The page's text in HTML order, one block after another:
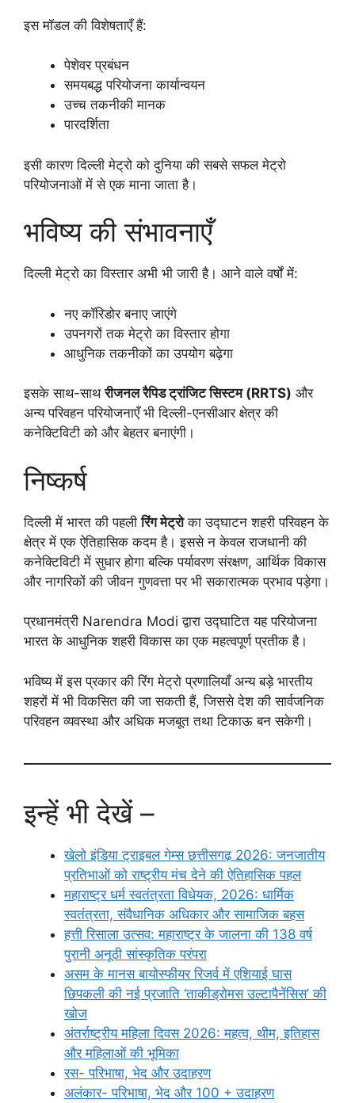
इस मॉडल की विशेषताएँ हैं:
पेशेवर प्रबंधन
समयबद्ध परियोजना कार्यान्वयन
उच्च तकनीकी मानक
पारदर्शिता
इसी कारण दिल्ली मेट्रो को दुनिया की सबसे सफल मेट्रो
परियोजनाओं में से एक माना जाता है।
भविष्य की संभावनाएँ
दिल्ली मेट्रो का विस्तार अभी भी जारी है। आने वाले वर्षों में:
नए कॉरिडोर बनाए जाएंगे
उपनगरों तक मेट्रो का विस्तार होगा
आधुनिक तकनीकों का उपयोग बढ़ेगा
इसके साथ-साथरीजनल रैपिड ट्रांजिट सिस्टम (RRTS) और
अन्य परिवहन परियोजनाएँ भी दिल्ली-एनसीआर क्षेत्र की
कनेक्टिविटी को और बेहतर बनाएंगी।
निष्कर्ष
दिल्ली में भारत की पहलीरिंग मेट्रोका उद्घाटन शहरी परिवहन के
क्षेत्र में एक ऐतिहासिक कदम है। इससे न केवल राजधानी की
कनेक्टिविटी में सुधार होगा बल्कि पर्यावरण संरक्षण, आर्थिक विकास
और नागरिकों की जीवन गुणवत्ता पर भी सकारात्मक प्रभाव पड़ेगा।
प्रधानमंत्री Narendra Modi द्वारा उद्घाटित यह परियोजना
भारत के आधुनिक शहरी विकास का एक महत्वपूर्ण प्रतीक है।
भविष्य में इस प्रकार की रिंग मेट्रो प्रणालियाँ अन्य बड़े भारतीय
शहरों में भी विकसित की जा सकती हैं, जिससे देश की सार्वजनिक
परिवहन व्यवस्था और अधिक मजबूत तथा टिकाऊ बन सकेगी।
इन्हें भी देखें –
खेलो इंडिया ट्राइबल गेम्स छत्तीसगढ़ 2026: जनजातीय
प्रतिभाओं को राष्ट्रीय मंच देने की ऐतिहासिक पहल
महाराष्ट्र धर्म स्वतंत्रता विधेयक, 2026: धार्मिक
स्वतंत्रता, संवैधानिक अधिकार और सामाजिक बहस
हत्ती रिसाला उत्सव: महाराष्ट्र के जालना की 138 वर्ष
पुरानी अनूठी सांस्कृतिक परंपरा
असम के मानस बायोस्फीयर रिजर्व में एशियाई घास
छिपकली की नई प्रजाति ‘ताकीड्रोमस उल्टापैनेंसिस’ की
खोज
अंतर्राष्ट्रीय महिला दिवस 2026: महत्व, थीम, इतिहास
और महिलाओं की भूमिका
रस- परिभाषा, भेद और उदाहरण
अलंकार- परिभाषा, भेद और 100 + उदाहरण